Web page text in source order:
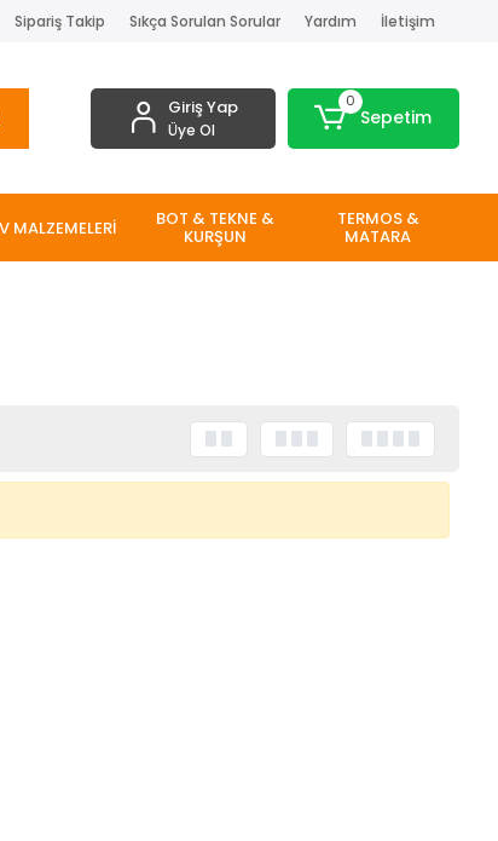
Sipariş Takip Sıkça Sorulan Sorular Yardım İletişim
Giriş Yap
Üye Ol
0
Sepetim
MALZEMELERİ BOT & TEKNE &
KURŞUN
TERMOS &
MATARA